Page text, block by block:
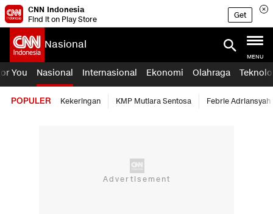
CNN Indonesia
Find it on Play Store
Get
Nasional
MENU
You Nasional Internasional Ekonomi Olahraga
POPULER Kekeringan KMP Mutiara Sentosa Febrie Adriansyah